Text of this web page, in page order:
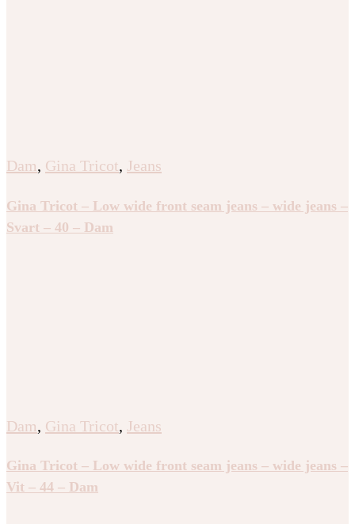
Dam, Gina Tricot, Jeans
Gina Tricot – Low wide front seam jeans – wide jeans –
Svart – 40 – Dam
Dam, Gina Tricot, Jeans
Gina Tricot – Low wide front seam jeans – wide jeans –
Vit – 44 – Dam